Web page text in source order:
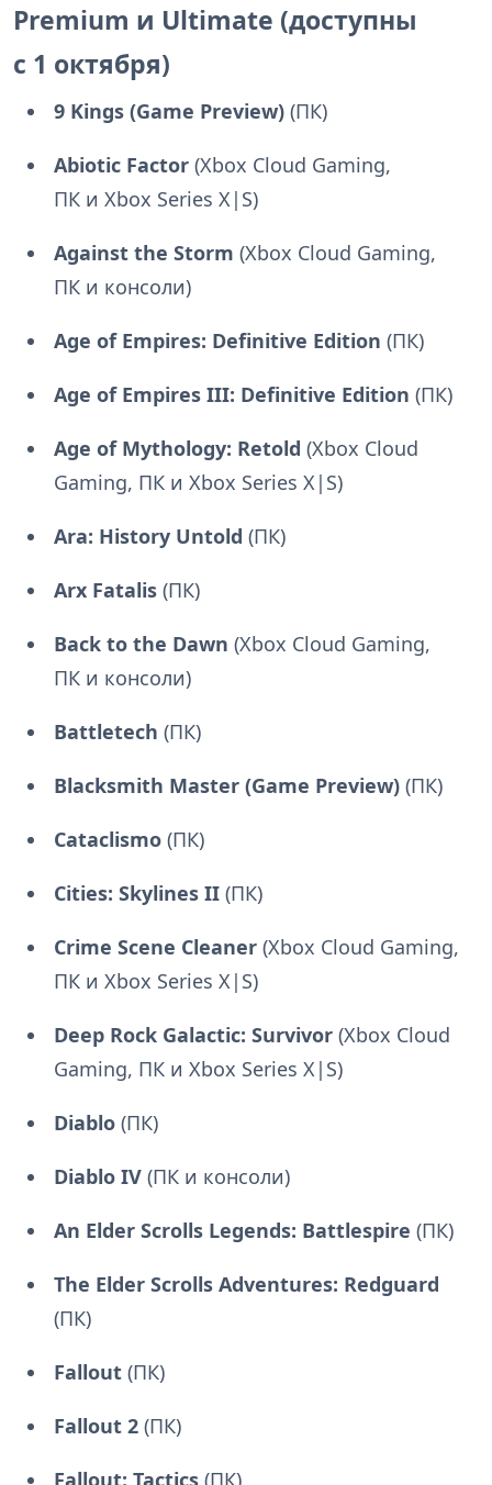
Premium и Ultimate (доступны
с 1 октября)
9 Kings (Game Preview)(ПК)
Abiotic Factor (Xbox Cloud Gaming,
ПК и Xbox Series X|S)
Against the Storm (Xbox Cloud Gaming,
ПК и консоли)
Age of Empires: Definitive Edition (ПК)
Age of Empires III: Definitive Edition (ПК)
Age of Mythology: Retold (Xbox Cloud
Gaming, ПК и Xbox Series X|S)
Ara: History Untold (ПК)
Arx Fatalis (ПК)
Back to the Dawn (Xbox Cloud Gaming,
ПК и консоли)
Battletech (ПК)
Blacksmith Master (Game Preview) (ПК)
Cataclismo(ПК)
Cities: Skylines II (ПК)
Crime Scene Cleaner (Xbox Cloud Gaming,
ПК и Xbox Series X|S)
Deep Rock Galactic: Survivor (Xbox Cloud
Gaming, ПК и Xbox Series X|S)
Diablo (ПК)
Diablo IV (ПК и консоли)
An Elder Scrolls Legends: Battlespire (ПК)
The Elder Scrolls Adventures: Redguard
(ПК)
Fallout (ПК)
Fallout 2 (ПК)
Fallout: Tactics(ПК)